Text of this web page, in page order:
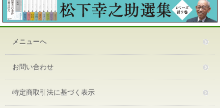
メニューへ
お問い合わせ
特定商取引法に基づく表示